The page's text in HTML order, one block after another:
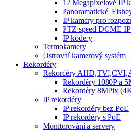
12 Megapixelové IP
Panoramatické,
IP kamery pro
PTZ speed DOME
IP kódery
Termokamery
Ostrovní kamerový systém
Rekordéry
Rekordéry
Rekordéry 1080P a
Rekordéry 8MPix
IP rekordéry
IP rekordéry bez PoE
IP rekordéry s PoE
Monitorování a servery